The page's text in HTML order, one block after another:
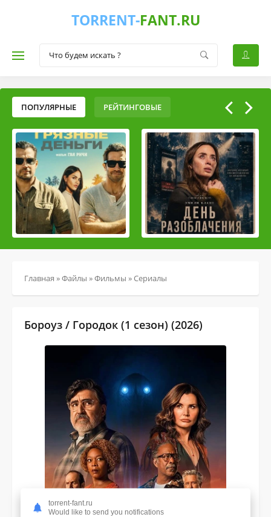
TORRENT-FANT.RU
ПОПУЛЯРНЫЕ РЕЙТИНГОВЫЕ
Главная »Файлы »Фильмы »Сериалы
Бороуз / Городок (1 сезон) (2026)
torrent-fant.ru
Would like to send you notifications